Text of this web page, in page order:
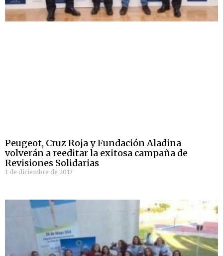
Peugeot, Cruz Roja y Fundación Aladina
volverán a reeditar la exitosa campaña de
Revisiones Solidarias
1 de diciembre de 2017